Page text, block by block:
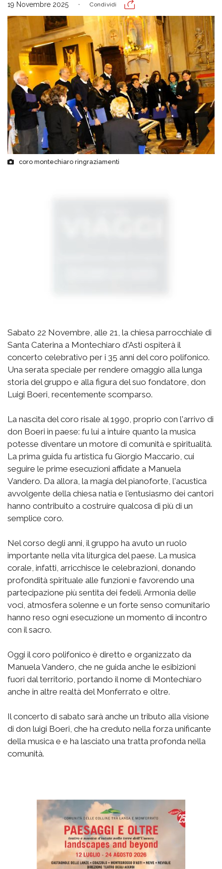
19 Novembre 2025 Condividi
coro montechiaro ringraziamenti
Sabato 22 Novembre, alle 21, la chiesa parrocchiale di
Santa Caterina a Montechiaro d'Asti ospiterà il
concerto celebrativo per i 35 anni del coro polifonico.
Una serata speciale per rendere omaggio alla lunga
storia del gruppo e alla figura del suo fondatore, don
Luigi Boeri, recentemente scomparso.
La nascita del coro risale al 1990, proprio con l'arrivo di
don Boeri in paese: fu lui a intuire quanto la musica
potesse diventare un motore di comunità e spiritualità.
La prima guida fu artistica fu Giorgio Maccario, cui
seguire le prime esecuzioni affidate a Manuela
Vandero. Da allora, la magia del pianoforte, l'acustica
avvolgente della chiesa natia e l'entusiasmo dei cantori
hanno contribuito a costruire qualcosa di più di un
semplice coro.
Nel corso degli anni, il gruppo ha avuto un ruolo
importante nella vita liturgica del paese. La musica
corale, infatti, arricchisce le celebrazioni, donando
profondità spirituale alle funzioni e favorendo una
partecipazione più sentita dei fedeli. Armonia delle
voci, atmosfera solenne e un forte senso comunitario
hanno reso ogni esecuzione un momento di incontro
con il sacro.
Oggi il coro polifonico è diretto e organizzato da
Manuela Vandero, che ne guida anche le esibizioni
fuori dal territorio, portando il nome di Montechiaro
anche in altre realtà del Monferrato e oltre.
Il concerto di sabato sarà anche un tributo alla visione
di don luigi Boeri, che ha creduto nella forza unificante
della musica e e ha lasciato una tratta profonda nella
comunità.